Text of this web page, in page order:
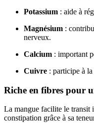
Potassium : aide à
Magnésium :
nerveux.
Calcium : important
Cuivre : participe à
Riche en fibres pour
La mangue facilite le transit
constipation grâce à sa